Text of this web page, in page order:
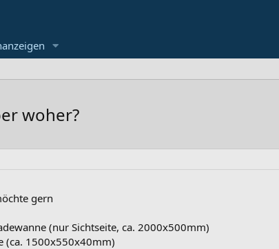
woher?
gern
(nur Sichtseite, ca. 2000x500mm)
(ca. 1500x550x40mm)